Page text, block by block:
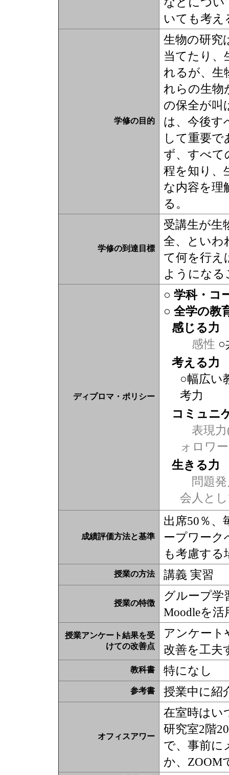
いても考え
学修の目的
生物の研究
当てたり、
れるが、生
れらの生物
の保全が叫
は、今後す
して重要
ず、すべて
程を知り、
な内容を理
る。
学修の到達目標
受講生が生
全、といわ
て何を行え
ようになる
ディプロマ・ポリシー
○ 学科・コ
○ 全学の教
感じる力
感性 ○
考える力
○幅広い
考力
コミュニ
表現力
ォロワ
生きる力
問題発
会人と
成績評価方法と基準
出席50％、
ープワーク
も考慮する
授業の方法 講義 実習
授業の特徴
グループ学
Moodleを
授業アンケート結果を受
けての改善点
アンケート
改善を工夫
教科書 特になし
参考書 授業中に紹
オフィスアワー
在室時はい
研究室2階
で、事前に
か、ZOOM